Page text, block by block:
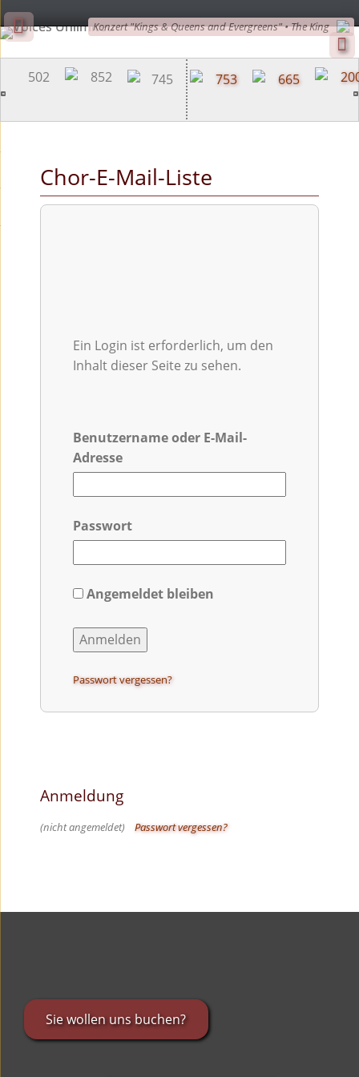
Skip
to
content
Konzert "Kings & Queens and Evergreens" • The King
Chor-E-Mail-Liste
Ein Login ist erforderlich, um den
Inhalt dieser Seite zu sehen.
Benutzername oder E-Mail-
Adresse
Passwort
Angemeldet bleiben
Passwort vergessen?
Anmeldung
(nicht angemeldet) Passwort vergessen?
Sie wollen uns buchen?